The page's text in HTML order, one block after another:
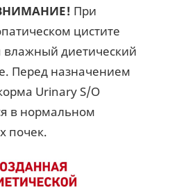
При
цистите
влажный диетический
Перед назначением
Urinary S/O
в нормальном
почек.